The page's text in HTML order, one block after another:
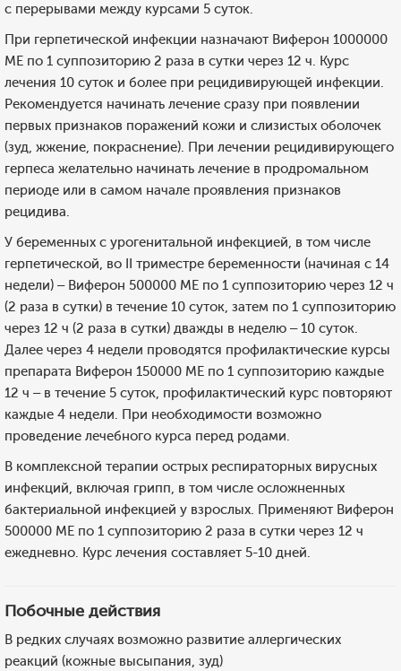
с перерывами между курсами 5 суток.
При герпетической инфекции назначают Виферон 1000000
МЕ по 1 суппозиторию 2 раза в сутки через 12 ч. Курс
лечения 10 суток и более при рецидивирующей инфекции.
Рекомендуется начинать лечение сразу при появлении
первых признаков поражений кожи и слизистых оболочек
(зуд, жжение, покраснение). При лечении рецидивирующего
герпеса желательно начинать лечение в продромальном
периоде или в самом начале проявления признаков
рецидива.
У беременных с урогенитальной инфекцией, в том числе
герпетической, во II триместре беременности (начиная с 14
недели) – Виферон 500000 МЕ по 1 суппозиторию через 12 ч
(2 раза в сутки) в течение 10 суток, затем по 1 суппозиторию
через 12 ч (2 раза в сутки) дважды в неделю – 10 суток.
Далее через 4 недели проводятся профилактические курсы
препарата Виферон 150000 МЕ по 1 суппозиторию каждые
12 ч – в течение 5 суток, профилактический курс повторяют
каждые 4 недели. При необходимости возможно
проведение лечебного курса перед родами.
В комплексной терапии острых респираторных вирусных
инфекций, включая грипп, в том числе осложненных
бактериальной инфекцией у взрослых. Применяют Виферон
500000 МЕ по 1 суппозиторию 2 раза в сутки через 12 ч
ежедневно. Курс лечения составляет 5-10 дней.
Побочные действия
В редких случаях возможно развитие аллергических
реакций (кожные высыпания, зуд)